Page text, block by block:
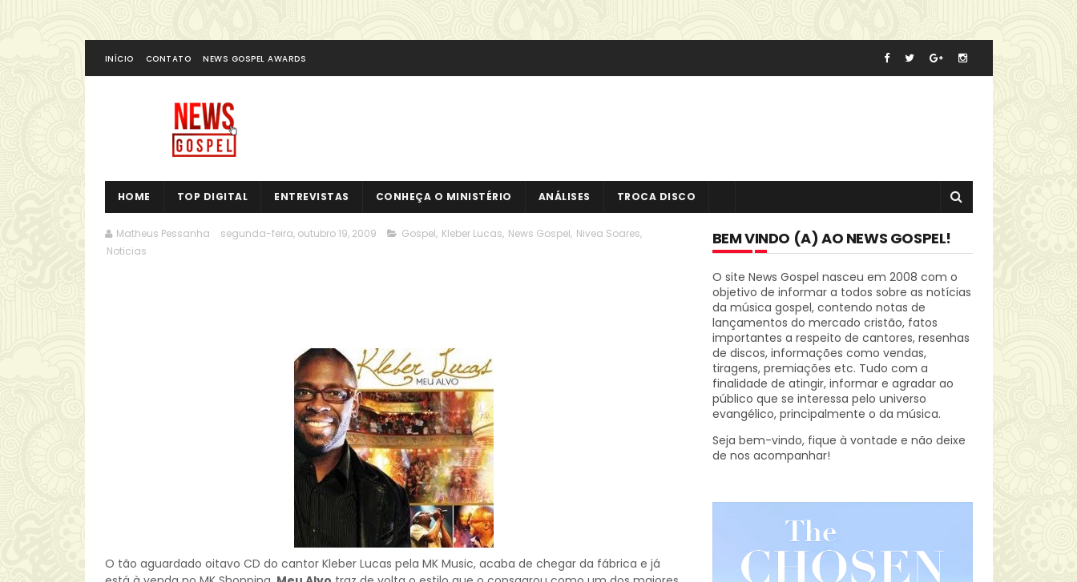
INÍCIO CONTATO NEWS GOSPEL AWARDS
HOME TOP DIGITAL ENTREVISTAS CONHEÇA O MINISTÉRIO ANÁLISES TROCA DISCO
Matheus Pessanha segunda-feira, outubro 19, 2009 Gospel, Kleber Lucas, News Gospel, Nivea Soares,
Noticias
O tão aguardado oitavo CD do cantor Kleber Lucas pela MK Music, acaba de chegar da fábrica e já
BEM VINDO (A) AO NEWS GOSPEL!
O site News Gospel nasceu em 2008 com o
objetivo de informar a todos sobre as notícias
da música gospel, contendo notas de
lançamentos do mercado cristão, fatos
importantes a respeito de cantores, resenhas
de discos, informações como vendas,
tiragens, premiações etc. Tudo com a
finalidade de atingir, informar e agradar ao
público que se interessa pelo universo
evangélico, principalmente o da música.
Seja bem-vindo, fique à vontade e não deixe
de nos acompanhar!